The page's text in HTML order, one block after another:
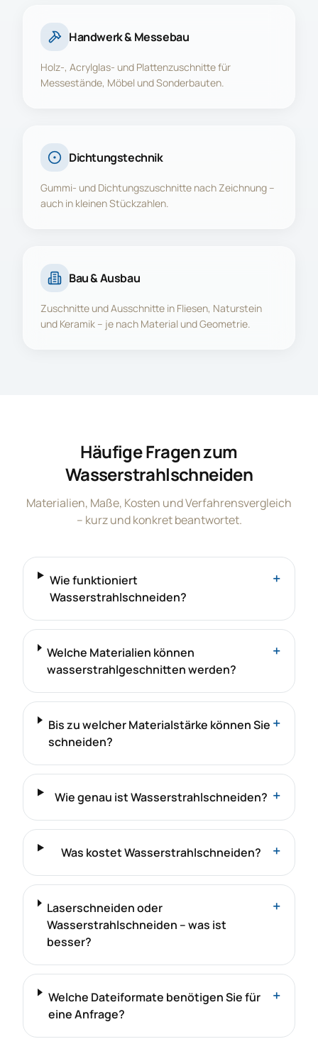
Handwerk & Messebau
Holz-, Acrylglas- und Plattenzuschnitte für
Messestände, Möbel und Sonderbauten.
Dichtungstechnik
Gummi- und Dichtungszuschnitte nach Zeichnung –
auch in kleinen Stückzahlen.
Bau & Ausbau
Zuschnitte und Ausschnitte in Fliesen, Naturstein
und Keramik – je nach Material und Geometrie.
Häufige Fragen zum
Wasserstrahlschneiden
Materialien, Maße, Kosten und Verfahrensvergleich
– kurz und konkret beantwortet.
Wie funktioniert
Wasserstrahlschneiden?
+
Welche Materialien können
wasserstrahlgeschnitten werden?
+
Bis zu welcher Materialstärke können Sie
schneiden?
+
Wie genau ist Wasserstrahlschneiden? +
Was kostet Wasserstrahlschneiden? +
Laserschneiden oder
Wasserstrahlschneiden – was ist
besser?
+
Welche Dateiformate benötigen Sie für
eine Anfrage?
+